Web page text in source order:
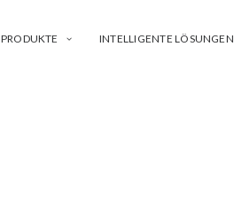
PRODUKTE INTELLIGENTE LÖSUNGEN